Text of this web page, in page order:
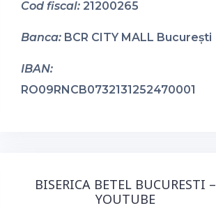
Cod fiscal: 21200265
Banca: BCR CITY MALL București
IBAN:
RO09RNCB0732131252470001
BISERICA BETEL BUCURESTI –
YOUTUBE